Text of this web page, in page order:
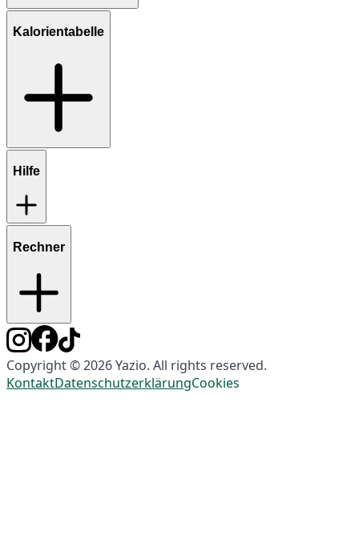
Kalorientabelle
Hilfe
Rechner
Copyright © 2026 Yazio. All rights reserved.
KontaktDatenschutzerklärungCookies